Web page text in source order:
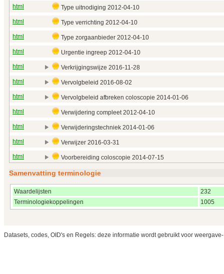
html
Type uitnodiging 2012‑04‑10
html
Type verrichting 2012‑04‑10
html
Type zorgaanbieder 2012‑04‑10
html
Urgentie ingreep 2012‑04‑10
html
Verkrijgingswijze 2016‑11‑28
html
Vervolgbeleid 2016‑08‑02
html
Vervolgbeleid afbreken coloscopie 2014‑01‑06
html
Verwijdering compleet 2012‑04‑10
html
Verwijderingstechniek 2014‑01‑06
html
Verwijzer 2016‑03‑31
html
Voorbereiding coloscopie 2014‑07‑15
Samenvatting terminologie
Waardelijsten
232
Terminologiekoppelingen
1005
Datasets, codes, OID's en Regels: deze informatie wordt gebruikt voor